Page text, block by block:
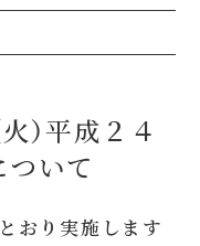
）平成２４
いて
おり実施します